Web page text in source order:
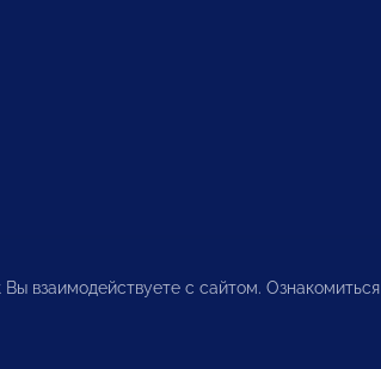
взаимодействуете с сайтом. Ознакомиться